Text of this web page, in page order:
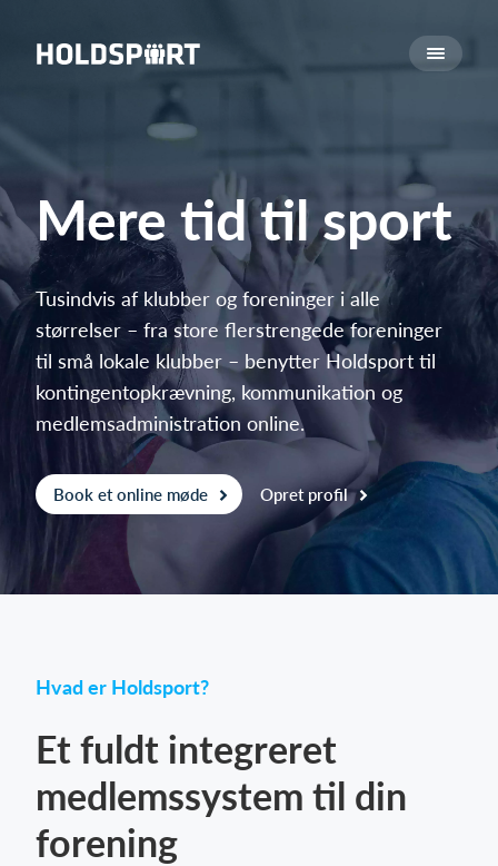
Om Holdsport
Mød os
Presseomtale
Funktioner
Kalender
Kontingentopkrævning
Hjemmeside
Webshop
Billetsystem
Hvad koster det?
Mere tid til sport
Tusindvis af klubber og foreninger i alle
størrelser – fra store flerstrengede foreninger
til små lokale klubber – benytter Holdsport til
kontingentopkrævning, kommunikation og
medlemsadministration online.
Book et online møde Opret profil
Hvad er Holdsport?
Et fuldt integreret
medlemssystem til din
forening